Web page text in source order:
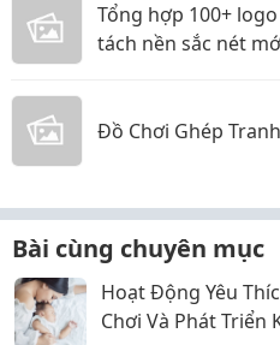
Tổng hợp 100+ logo
tách nền sắc nét
Đồ Chơi Ghép
Bài cùng chuyên mục
Hoạt Động Yêu
Chơi Và Phát Triển